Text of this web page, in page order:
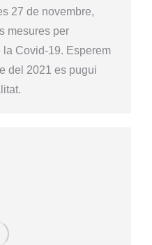
27 de novembre,
mesures per
Covid-19. Esperem
del 2021 es pugui